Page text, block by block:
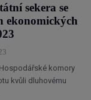
sekera se
ekonomických
komory
kvůli dluhovému